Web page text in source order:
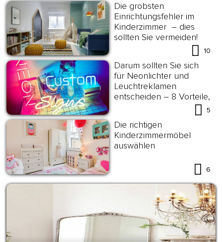
Die grobsten
Einrichtungsfehler im
Kinderzimmer – dies
sollten Sie vermeiden!
10
Darum sollten Sie sich
für Neonlichter und
Leuchtreklamen
entscheiden – 8 Vorteile,
5
Die richtigen
Kinderzimmermöbel
auswählen
6